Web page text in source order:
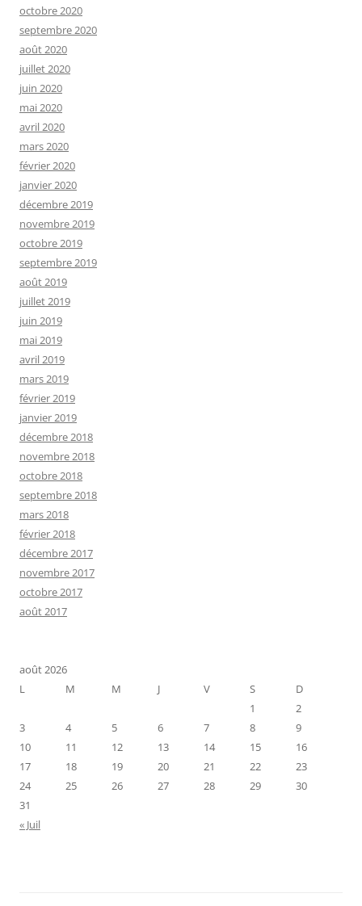
octobre 2020
septembre 2020
août 2020
juillet 2020
juin 2020
mai 2020
avril 2020
mars 2020
février 2020
janvier 2020
décembre 2019
novembre 2019
octobre 2019
septembre 2019
août 2019
juillet 2019
juin 2019
mai 2019
avril 2019
mars 2019
février 2019
janvier 2019
décembre 2018
novembre 2018
octobre 2018
septembre 2018
mars 2018
février 2018
décembre 2017
novembre 2017
octobre 2017
août 2017
août 2026
L
M M J V S
D
1
2
3
4 5 6 7 8
9
10
11 12 13 14 15
16
17
18 19 20 21 22
23
24
25 26 27 28 29
30
31
« Juil